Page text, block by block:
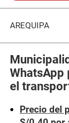
AREQUIPA
WhatsApp
el
Precio del